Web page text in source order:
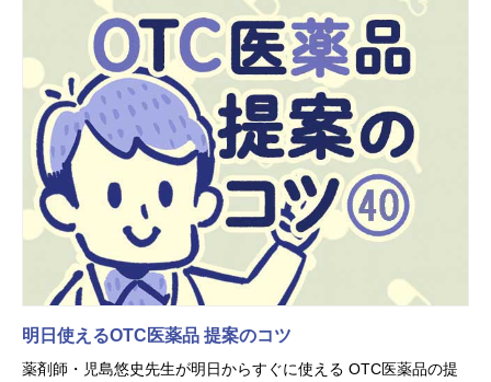
明日使えるOTC医薬品 提案のコツ
薬剤師・児島悠史先生が明日からすぐに使える OTC医薬品の提